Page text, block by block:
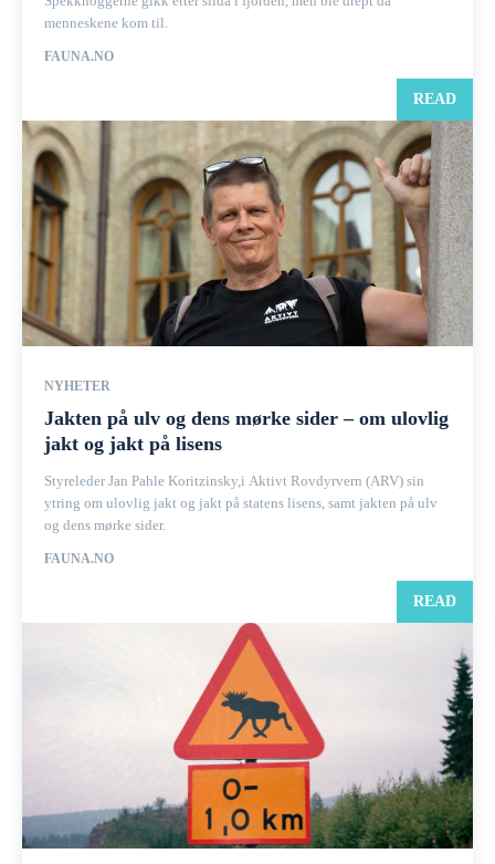
menneskene kom til.
FAUNA.NO
READ
NYHETER
Jakten på ulv og dens mørke sider – om ulovlig
jakt og jakt på lisens
Styreleder Jan Pahle Koritzinsky,i Aktivt Rovdyrvern (ARV) sin
ytring om ulovlig jakt og jakt på statens lisens, samt jakten på ulv
og dens mørke sider.
FAUNA.NO
READ